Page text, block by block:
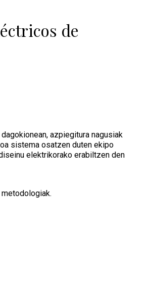
de
azpiegitura nagusiak
sistema osatzen duten ekipo
elektrikorako erabiltzen den